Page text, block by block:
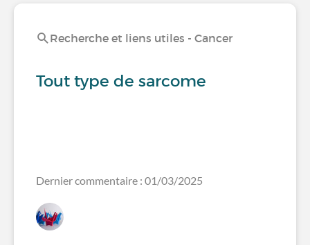
Recherche et liens utiles - Cancer
Tout type de sarcome
Dernier commentaire : 01/03/2025